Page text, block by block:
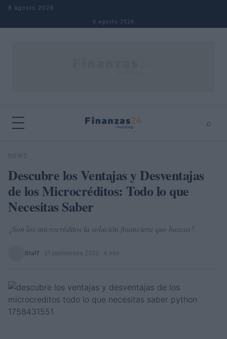
Saltar al contenido
8 agosto 2026
8 agosto 2026
⌕
Buscar
NEWS
Descubre los Ventajas y Desventajas
de los Microcréditos: Todo lo que
Necesitas Saber
¿Son los microcréditos la solución financiera que buscas?
Staff 21 septiembre 2025 · 4 min